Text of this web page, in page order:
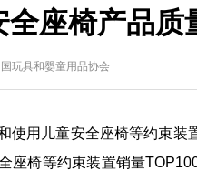
全座椅产品质
具和婴童用品协会
使用儿童安全座椅等约束
座椅等约束装置销量